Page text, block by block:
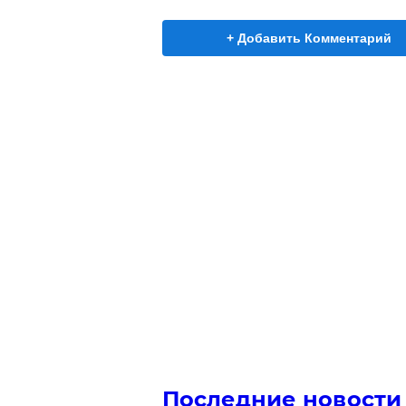
+ Добавить Комментарий
Последние новости